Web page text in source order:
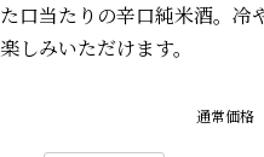
た口当たりの辛口純米酒。冷
楽しみいただけます。
通常価格